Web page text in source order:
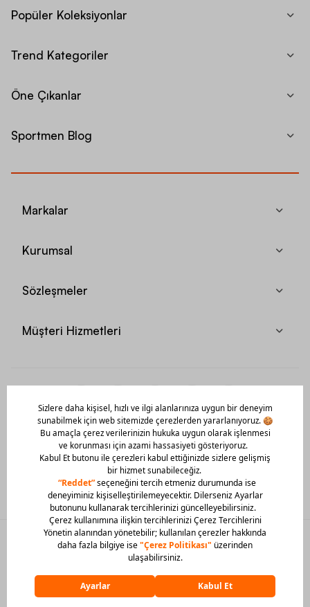
Popüler Koleksiyonlar
Trend Kategoriler
Öne Çıkanlar
Sportmen Blog
Markalar
Kurumsal
Sözleşmeler
Müşteri Hizmetleri
Mobil Uygulamamızı Hemen İndir!
© 2026 Barcin Tüm Hakları Saklıdır
Sitedeki görsel materyaller izinsiz kullanılamaz.